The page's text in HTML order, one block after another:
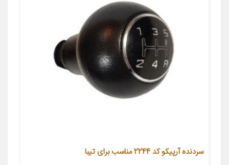
سردنده آرپیکو کد 2244 مناسب برای تیبا